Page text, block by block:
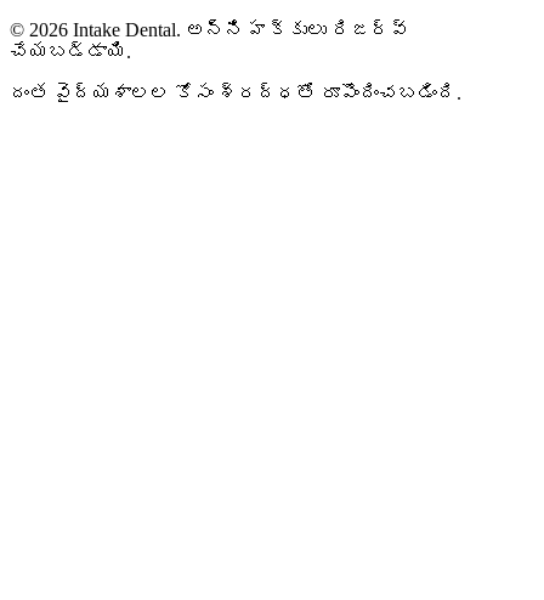
© 2026 Intake Dental. అన్ని హక్కులు రిజర్వ్
చేయబడ్డాయి.
దంత వైద్యశాలల కోసం శ్రద్ధతో రూపొందించబడింది.